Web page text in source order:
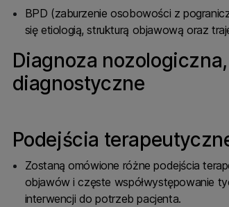
BPD (zaburzenie osobowości z
się etiologią, strukturą objawową oraz
Diagnoza
diagnostyczne
Podejścia
Zostaną omówione różne podejścia
objawów i częste współwystępowanie
interwencji do potrzeb pacjenta.